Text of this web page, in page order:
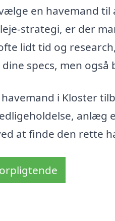
en havemand
strategi, er der
lidt tid og
specs, men også
i Kloster
anlæg
at finde den rette